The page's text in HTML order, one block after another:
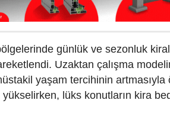
günlük ve sezonluk
Uzaktan çalışma
yaşam tercihinin artmasıyla
lüks konutların kira